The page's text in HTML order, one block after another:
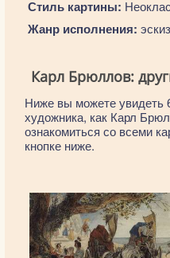
Стиль картины:
Жанр исполнения:
Карл Брюллов:
Ниже вы можете увидеть
художника, как Карл
ознакомиться со всеми
кнопке ниже.